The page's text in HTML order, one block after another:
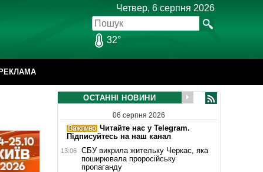
Четвер, 6 серпня 2026
32°
РЕКЛАМА
ОСТАННІ НОВИНИ
06 серпня 2026
Читайте нас у Telegram.
Підписуйтесь на наш канал
13:06
СБУ викрила жительку Черкас, яка
поширювала проросійську
пропаганду